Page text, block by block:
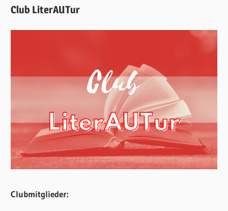
Club LiterAUTur
Clubmitglieder: